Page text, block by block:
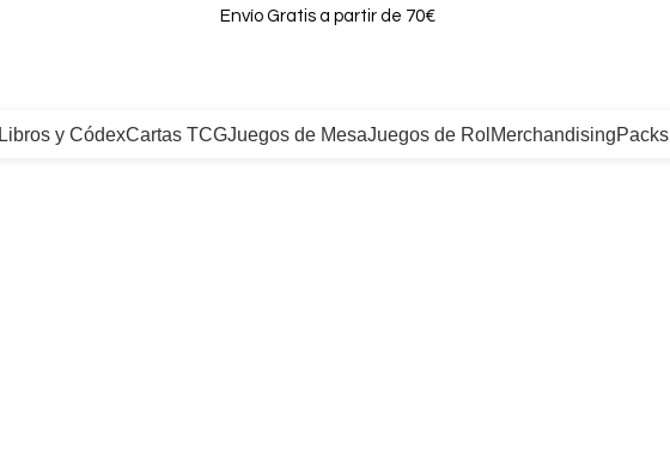
Envío Gratis a partir de 70€
Libros y CódexCartas TCGJuegos de MesaJuegos de Rol MerchandisingPacks